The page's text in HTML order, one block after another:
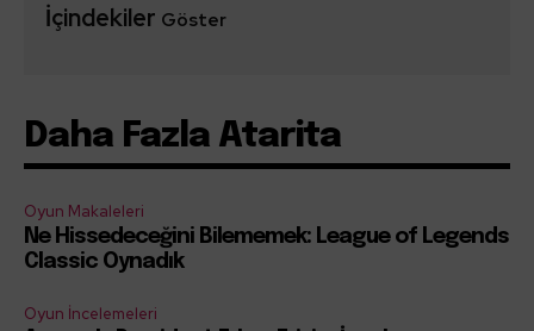
İçindekiler Göster
Daha Fazla Atarita
Oyun Makaleleri
Ne Hissedeceğini Bilememek: League of Legends
Classic Oynadık
Oyun İncelemeleri